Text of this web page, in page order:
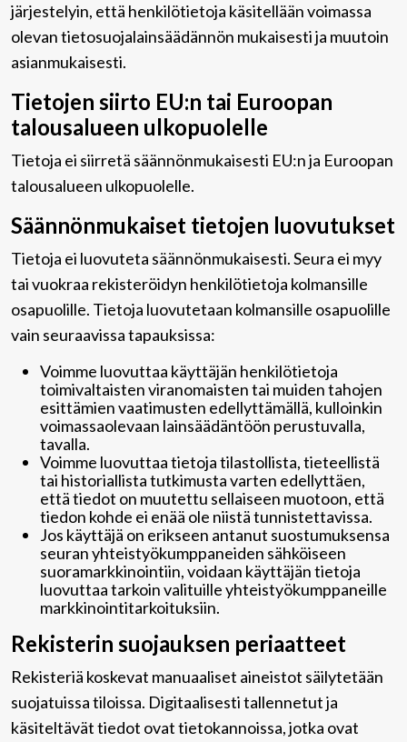
järjestelyin, että henkilötietoja käsitellään voimassa
olevan tietosuojalainsäädännön mukaisesti ja muutoin
asianmukaisesti.
Tietojen siirto EU:n tai Euroopan
talousalueen ulkopuolelle
Tietoja ei siirretä säännönmukaisesti EU:n ja Euroopan
talousalueen ulkopuolelle.
Säännönmukaiset tietojen luovutukset
Tietoja ei luovuteta säännönmukaisesti. Seura ei myy
tai vuokraa rekisteröidyn henkilötietoja kolmansille
osapuolille. Tietoja luovutetaan kolmansille osapuolille
vain seuraavissa tapauksissa:
Voimme luovuttaa käyttäjän henkilötietoja
toimivaltaisten viranomaisten tai muiden tahojen
esittämien vaatimusten edellyttämällä, kulloinkin
voimassaolevaan lainsäädäntöön perustuvalla,
tavalla.
Voimme luovuttaa tietoja tilastollista, tieteellistä
tai historiallista tutkimusta varten edellyttäen,
että tiedot on muutettu sellaiseen muotoon, että
tiedon kohde ei enää ole niistä tunnistettavissa.
Jos käyttäjä on erikseen antanut suostumuksensa
seuran yhteistyökumppaneiden sähköiseen
suoramarkkinointiin, voidaan käyttäjän tietoja
luovuttaa tarkoin valituille yhteistyökumppaneille
markkinointitarkoituksiin.
Rekisterin suojauksen periaatteet
Rekisteriä koskevat manuaaliset aineistot säilytetään
suojatuissa tiloissa. Digitaalisesti tallennetut ja
käsiteltävät tiedot ovat tietokannoissa, jotka ovat